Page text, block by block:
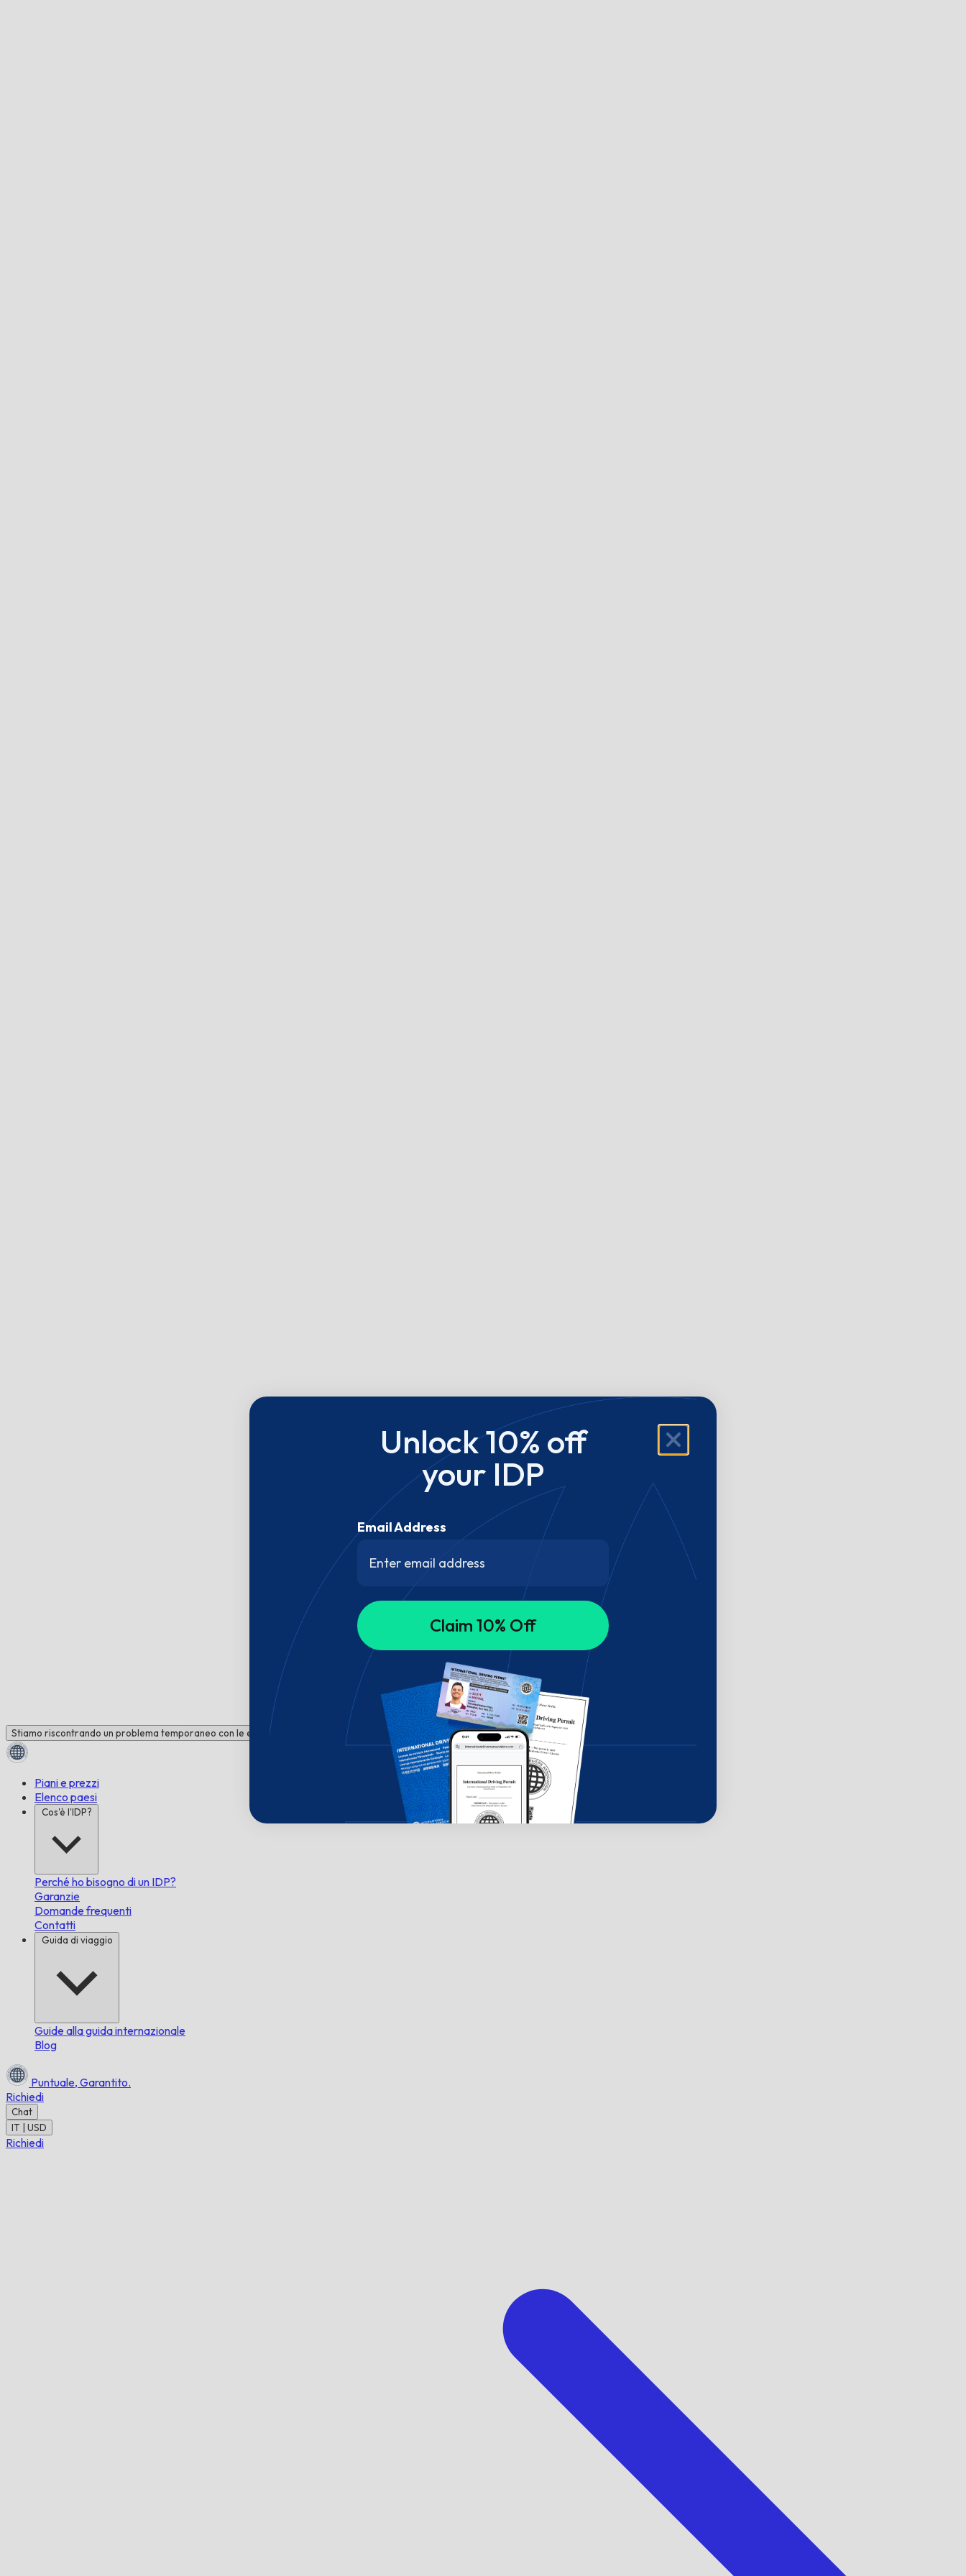
Stiamo riscontrando un problema temporaneo con le email. Hai bisogno di aiuto? Chatta con noi!
Piani e prezzi
Elenco paesi
Cos'è l'IDP?
Perché ho bisogno di un IDP?
Garanzie
Domande frequenti
Contatti
Guida di viaggio
Guide alla guida internazionale
Blog
Puntuale, Garantito.
Richiedi
Chat
IT | USD
Richiedi
Unlock 10% off
your IDP
Email Address
Claim 10% Off